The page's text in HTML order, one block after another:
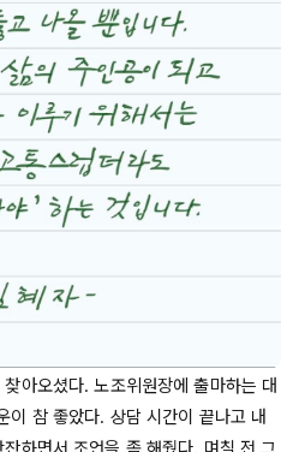
아오셨다. 노조위원장에 출마하는 대
이 참 좋았다. 상담 시간이 끝나고 내